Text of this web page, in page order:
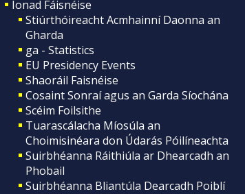
Ionad Fáisnéise
Stiúrthóireacht Acmhainní Daonna an
Gharda
ga - Statistics
EU Presidency Events
Shaoráil Faisnéise
Cosaint Sonraí agus an Garda Síochána
Scéim Foilsithe
Tuarascálacha Míosúla an
Choimisinéara don Údarás Póilíneachta
Suirbhéanna Ráithiúla ar Dhearcadh an
Phobail
Suirbhéanna Bliantúla Dearcadh Poiblí